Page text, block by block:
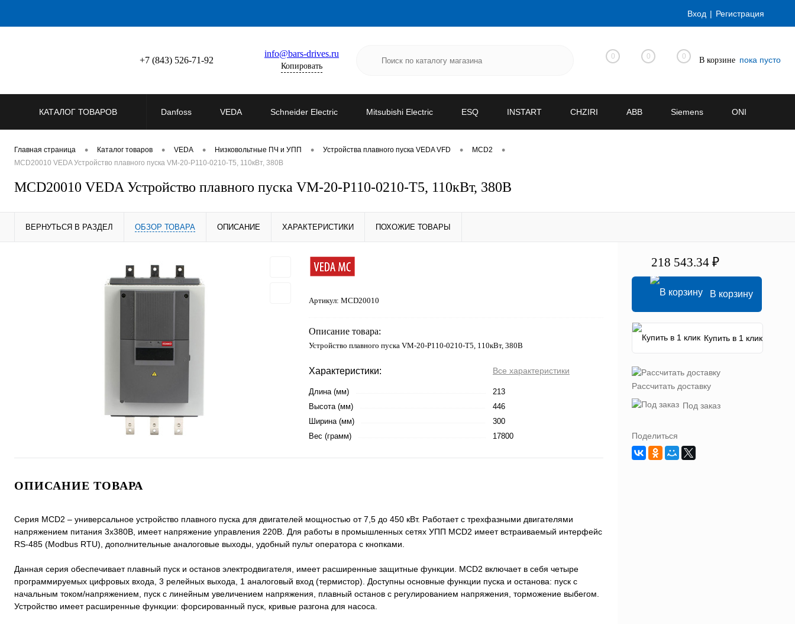
Вход Регистрация
+7 (843) 526-71-92
info@bars-drives.ru
Копировать
0 0 0 В корзине пока пусто
КАТАЛОГ ТОВАРОВ Danfoss VEDA Schneider Electric Mitsubishi Electric ESQ INSTART CHZIRI ABB Siemens ONI
Главная страница • Каталог товаров • VEDA • Низковольтные ПЧ и УПП • Устройства плавного пуска VEDA VFD • MCD2 •
MCD20010 VEDA Устройство плавного пуска VM-20-P110-0210-T5, 110кВт, 380В
MCD20010 VEDA Устройство плавного пуска VM-20-P110-0210-T5, 110кВт, 380В
ВЕРНУТЬСЯ В РАЗДЕЛ ОБЗОР ТОВАРА ОПИСАНИЕ ХАРАКТЕРИСТИКИ ПОХОЖИЕ ТОВАРЫ
Артикул: MCD20010
Описание товара:
Устройство плавного пуска VM-20-P110-0210-T5, 110кВт, 380В
Характеристики: Все характеристики
Длина (мм)
213
Высота (мм)
446
Ширина (мм)
300
Вес (грамм)
17800
ОПИСАНИЕ ТОВАРА
Серия MCD2 – универсальное устройство плавного пуска для двигателей мощностью от 7,5 до 450 кВт. Работает с трехфазными двигателями
напряжением питания 3х380В, имеет напряжение управления 220В. Для работы в промышленных сетях УПП MCD2 имеет встраиваемый интерфейс
RS-485 (Modbus RTU), дополнительные аналоговые выходы, удобный пульт оператора с кнопками.
Данная серия обеспечивает плавный пуск и останов электродвигателя, имеет расширенные защитные функции. MCD2 включает в себя четыре
программируемых цифровых входа, 3 релейных выхода, 1 аналоговый вход (термистор). Доступны основные функции пуска и останова: пуск с
начальным током/напряжением, пуск с линейным увеличением напряжения, плавный останов с регулированием напряжения, торможение выбегом.
Устройство имеет расширенные функции: форсированный пуск, кривые разгона для насоса.
218 543.34 ₽
В корзину
Купить в 1 клик
Рассчитать доставку
Под заказ
Поделиться